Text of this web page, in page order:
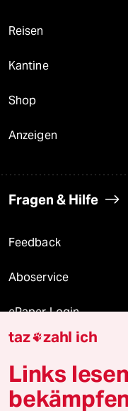
Reisen
Kantine
Shop
Anzeigen
Fragen & Hilfe
Feedback
Aboservice
ePaper Login
Downloads für
taz zahl ich
Links